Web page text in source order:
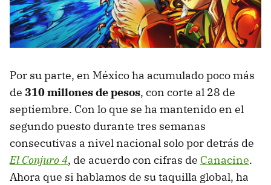
Por su parte, en México ha acumulado poco más
de 310 millones de pesos, con corte al 28 de
septiembre. Con lo que se ha mantenido en el
segundo puesto durante tres semanas
consecutivas a nivel nacional solo por detrás de
El Conjuro 4, de acuerdo con cifras de Canacine.
Ahora que si hablamos de su taquilla global, ha